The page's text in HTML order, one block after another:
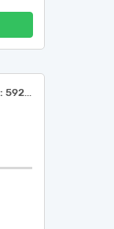
Стоматологічні матеріали (НК 024:2023: 59235- Губка гемостатична компресійна для зовнішнього застосування, НК 031:2024: Q01010399 -ПРИСТРОЇ ДЛЯ ТЕРАПЕВТИЧНОЇ СТОМАТОЛОГІЇ – ІНШЕ; НК 024:2023: 44690 - Пристрій для оброблення наконечників стоматологічного бора, НК 031:2024: Q01010399 -ПРИСТРОЇ ДЛЯ ТЕРАПЕВТИЧНОЇ СТОМАТОЛОГІЇ – ІНШЕ; НК 024:2023: 61482 - Цемент стоматологічний пробний, НК 031:2024: Q0101010203 – ТИМЧАСОВИЙ ПЛОМБУВАЛЬНИЙ МАТЕРІАЛ; НК 024:2023: 45233 - Матеріал для розширення кореневого каналу, НК 031:2024: Q01010399 -ПРИСТРОЇ ДЛЯ ТЕРАПЕВТИЧНОЇ СТОМАТОЛОГІЇ – ІНШЕ; НК 024:2023: 62477 — Набір зі стоматологічним композитом, НК 031:2024: Q01010103 -КОМПОЗИТИ ДЛЯ ТЕРАПЕВТИЧНОЇ СТОМАТОЛОГІЇ; НК 024:2023: 35870 - Дентальна композитна смола, НК 031:2024: Q01010103 -КОМПОЗИТИ ДЛЯ ТЕРАПЕВТИЧНОЇ СТОМАТОЛОГІЇ; НК 024:2023: 35870 - Дентальна композитна смола, НК 31:2024: Q01010103 -КОМПОЗИТИ ДЛЯ ТЕРАПЕВТИЧНОЇ СТОМАТОЛОГІЇ; НК 024:2023: 34524 -Розчин стоматологічний для промивання каналів коренів зубів, НК 031:2024: Q01010103 -КОМПОЗИТИ ДЛЯ ТЕРАПЕВТИЧНОЇ СТОМАТОЛОГІЇ; НК 024:2023: 61482 - Цемент стоматологічний пробний, НК 031:2024: Q0101010203 – ТИМЧАСОВИЙ ПЛОМБУВАЛЬНИЙ МАТЕРІАЛ; НК 024:2023: 34524 -Розчин стоматологічний для промивання каналів коренів зубів, НК 031:2024: Q01010103 -КОМПОЗИТИ ДЛЯ ТЕРАПЕВТИЧНОЇ СТОМАТОЛОГІЇ), код ДК 021:2015: 33140000-3: Медичні матеріали